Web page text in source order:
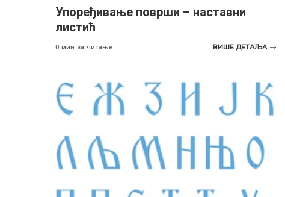
Упоређивање површи – наставни
листић
0 мин за читање ВИШЕ ДЕТАЉА